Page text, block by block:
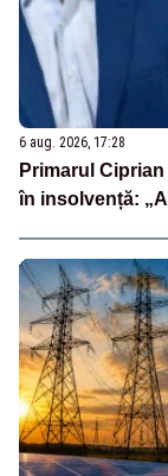
6 aug. 2026, 17:28
Primarul
în insolvență: